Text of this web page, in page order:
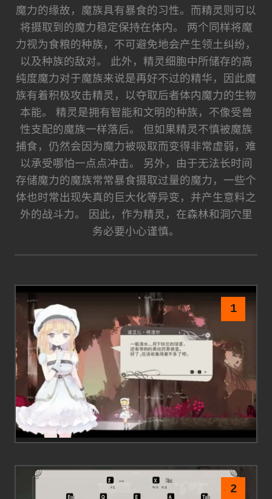
魔力的缘故，魔族具有暴食的习性。而精灵则可以
将摄取到的魔力稳定保持在体内。 两个同样将魔
力视为食粮的种族，不可避免地会产生领土纠纷，
以及种族的敌对。 此外，精灵细胞中所储存的高
纯度魔力对于魔族来说是再好不过的精华，因此魔
族有着积极攻击精灵，以夺取后者体内魔力的生物
本能。 精灵是拥有智能和文明的种族，不像受兽
性支配的魔族一样落后。 但如果精灵不慎被魔族
捕食，仍然会因为魔力被吸取而变得非常虚弱，难
以承受哪怕一点点冲击。 另外，由于无法长时间
存储魔力的魔族常常暴食摄取过量的魔力，一些个
体也时常出现失真的巨大化等异变，并产生意料之
外的战斗力。 因此，作为精灵，在森林和洞穴里
务必要小心谨慎。
1
2